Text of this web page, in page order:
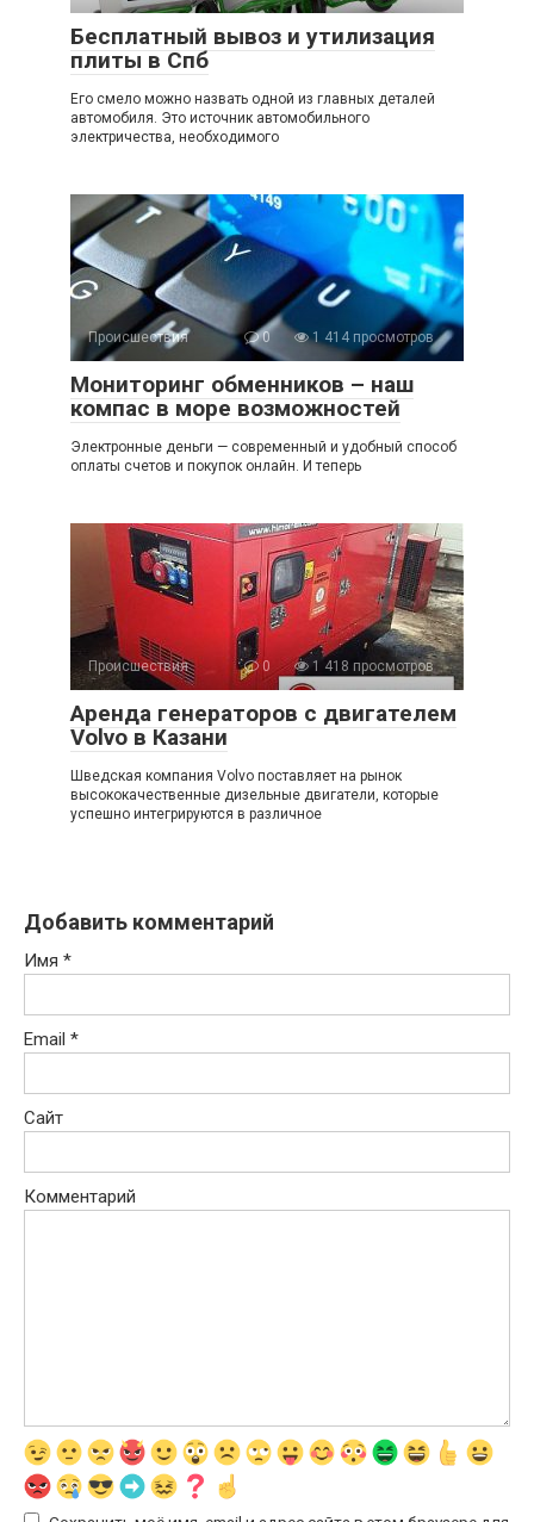
Бесплатный вывоз и утилизация
плиты в Спб
Его смело можно назвать одной из главных деталей
автомобиля. Это источник автомобильного
электричества, необходимого
Происшествия 0 1 414 просмотров
Мониторинг обменников – наш
компас в море возможностей
Электронные деньги — современный и удобный способ
оплаты счетов и покупок онлайн. И теперь
Происшествия 0 1 418 просмотров
Аренда генераторов с двигателем
Volvo в Казани
Шведская компания Volvo поставляет на рынок
высококачественные дизельные двигатели, которые
успешно интегрируются в различное
Добавить комментарий
Имя *
Email *
Сайт
Комментарий